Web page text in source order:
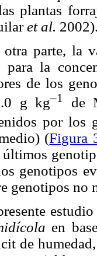
plantas
et al. 2002).
otra parte, la
para la
de los
g kg–1
de
por los
(Figura
últimos
genotipos
genotipos no
en
de